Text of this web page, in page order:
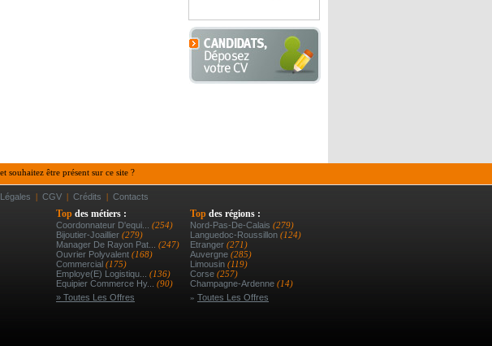
et souhaitez être présent sur ce site ?
| CGV | Crédits | Contacts
Top des métiers :
Coordonnateur D'equi... (254)
Bijoutier-Joaillier (279)
Manager De Rayon Pat... (247)
Ouvrier Polyvalent (168)
Commercial (175)
Employe(e) Logistiqu... (136)
Equipier Commerce Hy... (90)
» Toutes Les Offres
Top des régions :
Nord-Pas-De-Calais (279)
Languedoc-Roussillon (124)
Etranger (271)
Auvergne (285)
Limousin (119)
Corse (257)
Champagne-Ardenne (14)
» Toutes Les Offres